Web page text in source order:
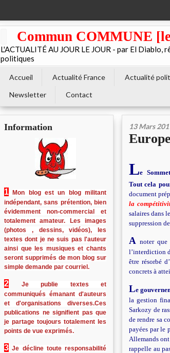
Commun COMMUNE
L'ACTUALITÉ AU JOUR LE JOUR - par El
politiques
Accueil Actualité France Actualité
Newsletter
Contact
Information
1
Mon blog est un blog militant
indépendant, sans prétention, bien
évidemment non-commercial et
totalement amateur. Les images
(photos , dessins, vidéos), les
textes dont je ne suis pas l'auteur
ainsi que les musiques et chants
seront supprimés de mon blog sur
simple demande par courriel.
2
Je publie textes et
communiqués émanant d'auteurs
et d'organisations diverses.Ces
publications ne signifient pas que
je partage toujours totalement les
points de vue exprimés.
3 Je décline toute responsabilité
13 Mars
Le
Tout cela
document
la
salaires dans
suppression
A noter
l’interdiction
être résorbé
concrets à
Le
la gestion
Sarkozy de
de rendre sa
payées par le
Allemands ont
rappelle au